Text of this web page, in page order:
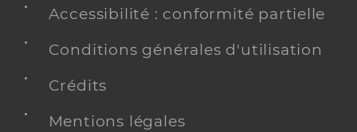
Accessibilité : conformité partielle
Conditions générales d'utilisation
Crédits
Mentions légales